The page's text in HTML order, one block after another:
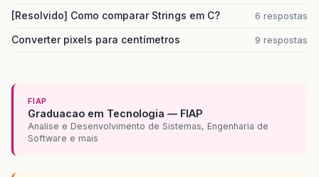
[Resolvido] Como comparar Strings em C? 6 respostas
Converter pixels para centímetros 9 respostas
FIAP
Graduacao em Tecnologia — FIAP
Analise e Desenvolvimento de Sistemas, Engenharia de
Software e mais